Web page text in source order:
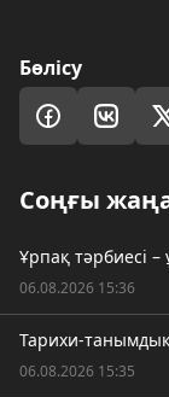
Бөлісу
Соңғы
Ұрпақ тәрбиесі
06.08.2026 15:36
Тарихи-
06.08.2026 15:35